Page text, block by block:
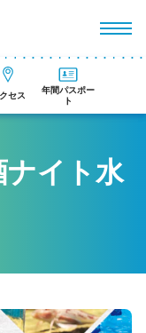
セス
年間パスポー
ト
ナイト水